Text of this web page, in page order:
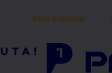
Pilar Editorial